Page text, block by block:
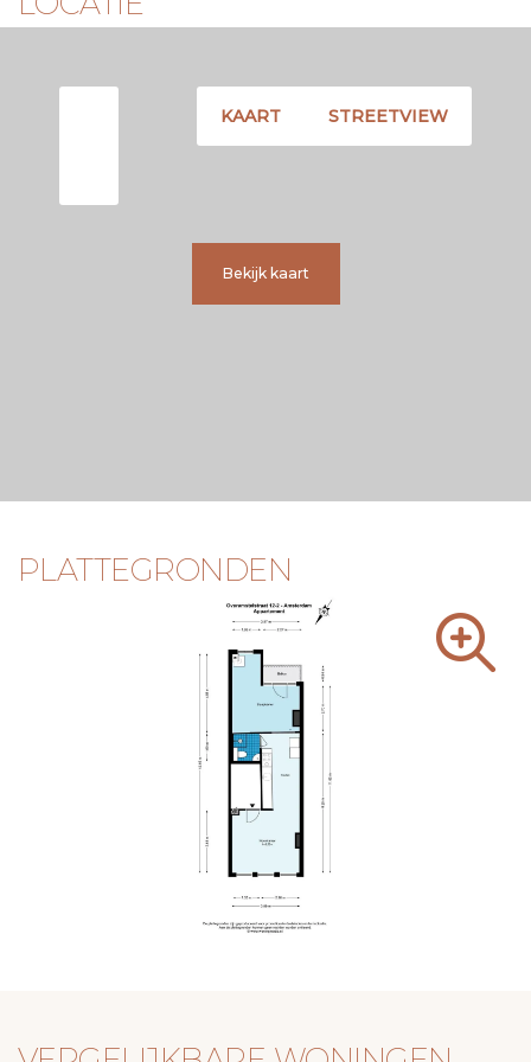
aansprakelijkheid aanvaard voor enige onvolledigheid,
Bekijk kaart
KAART STREETVIEW
PLATTEGRONDEN